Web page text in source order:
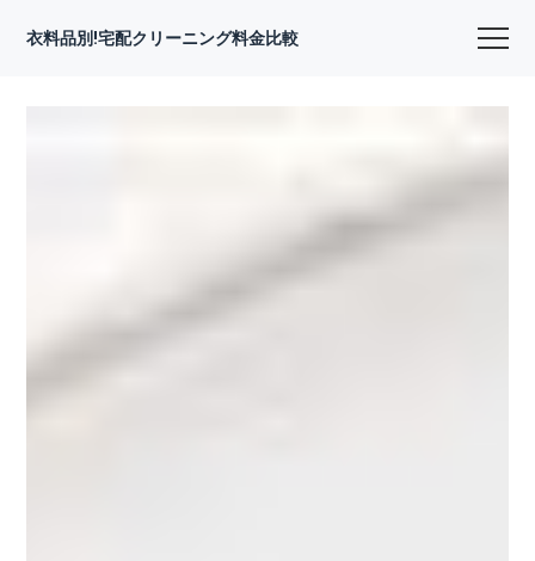
衣料品別!宅配クリーニング料金比較